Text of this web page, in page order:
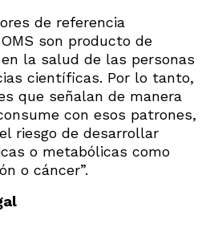
de referencia
son producto de
la salud de las personas
científicas. Por lo tanto,
que señalan de manera
con esos patrones,
riesgo de desarrollar
o metabólicas como
o cáncer”.